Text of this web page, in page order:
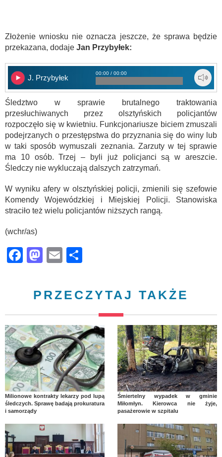
Złożenie wniosku nie oznacza jeszcze, że sprawa będzie
przekazana, dodaje Jan Przybyłek:
J. Przybyłek
00:00 / 00:00
Śledztwo w sprawie brutalnego traktowania
przesłuchiwanych przez olsztyńskich policjantów
rozpoczęło się w kwietniu. Funkcjonariusze biciem zmuszali
podejrzanych o przestępstwa do przyznania się do winy lub
w taki sposób wymuszali zeznania. Zarzuty w tej sprawie
ma 10 osób. Trzej – byli już policjanci są w areszcie.
Śledczy nie wykluczają dalszych zatrzymań.
W wyniku afery w olsztyńskiej policji, zmienili się szefowie
Komendy Wojewódzkiej i Miejskiej Policji. Stanowiska
straciło też wielu policjantów niższych rangą.
(wchr/as)
Facebook
Mastodon
Email
PRZECZYTAJ TAKŻE
Milionowe kontrakty lekarzy pod lupą
śledczych. Sprawę badają prokuratura
i samorządy
Śmiertelny wypadek w gminie
Miłomłyn. Kierowca nie żyje,
pasażerowie w szpitalu